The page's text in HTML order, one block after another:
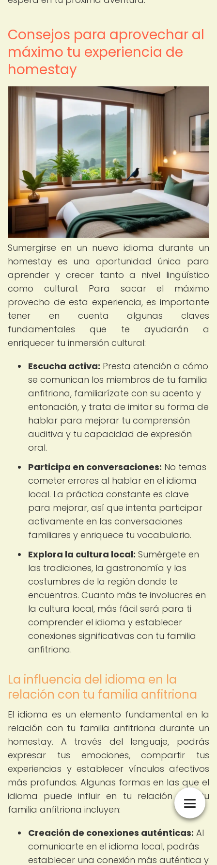
Consejos para aprovechar al
máximo tu experiencia de
homestay
Sumergirse en un nuevo idioma durante un
homestay es una oportunidad única para
aprender y crecer tanto a nivel lingüístico
como cultural. Para sacar el máximo
provecho de esta experiencia, es importante
tener en cuenta algunas claves
fundamentales que te ayudarán a
enriquecer tu inmersión cultural:
Escucha activa: Presta atención a cómo
se comunican los miembros de tu familia
anfitriona, familiarízate con su acento y
entonación, y trata de imitar su forma de
hablar para mejorar tu comprensión
auditiva y tu capacidad de expresión
oral.
Participa en conversaciones: No temas
cometer errores al hablar en el idioma
local. La práctica constante es clave
para mejorar, así que intenta participar
activamente en las conversaciones
familiares y enriquece tu vocabulario.
Explora la cultura local: Sumérgete en
las tradiciones, la gastronomía y las
costumbres de la región donde te
encuentras. Cuanto más te involucres en
la cultura local, más fácil será para ti
comprender el idioma y establecer
conexiones significativas con tu familia
anfitriona.
La influencia del idioma en la
relación con tu familia anfitriona
El idioma es un elemento fundamental en la
relación con tu familia anfitriona durante un
homestay. A través del lenguaje, podrás
expresar tus emociones, compartir tus
experiencias y establecer vínculos afectivos
más profundos. Algunas formas en las que el
idioma puede influir en tu relación con tu
familia anfitriona incluyen:
Creación de conexiones auténticas: Al
comunicarte en el idioma local, podrás
establecer una conexión más auténtica y